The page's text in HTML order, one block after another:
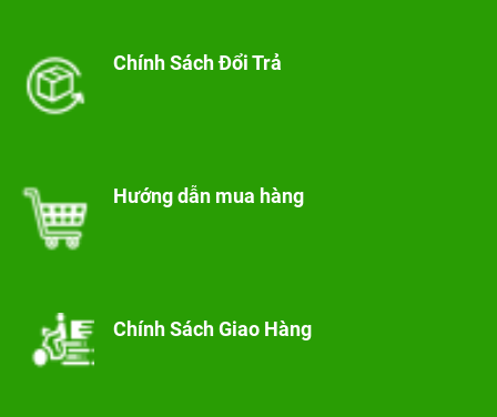
Chính Sách Đổi Trả
Hướng dẫn mua hàng
Chính Sách Giao Hàng